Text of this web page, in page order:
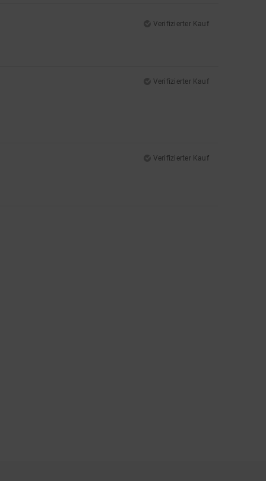
Verifizierter Kauf
Verifizierter Kauf
Verifizierter Kauf